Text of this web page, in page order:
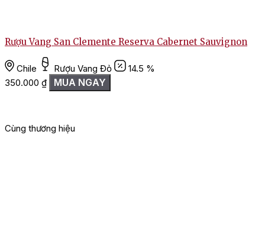
Rượu Vang San Clemente Reserva Cabernet Sauvignon
Chile Rượu Vang Đỏ
14.5 %
350.000 ₫ MUA NGAY
Cùng thương hiệu